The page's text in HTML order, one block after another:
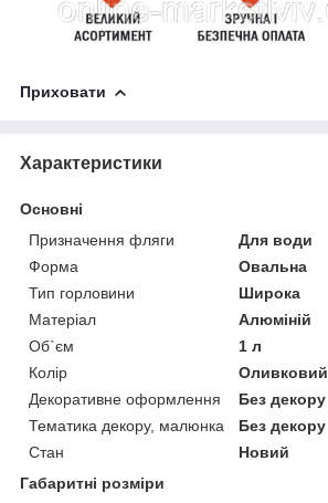
Приховати
Характеристики
Основні
Призначення фляги
Для води
Форма
Овальна
Тип горловини
Широка
Матеріал
Алюміній
Об`єм
1 л
Колір
Оливковий
Декоративне оформлення
Без декору
Тематика декору, малюнка
Без декору
Стан
Новий
Габаритні розміри